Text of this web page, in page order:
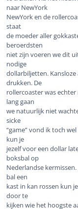
naar NewYork
NewYork en de
staat
de moeder aller
beroerdsten
niet zijn voeren we dit
nodige
dollarbiljetten.
drukken. De
rollercoaster was
lang gaan
we natuurlijk niet
sicke
“game” vond ik toch
kun je
jezelf voor een dollar
boksbal op
Nederlandse
bal een
kast in kan rossen kun
door te
kijken wie het hoogste